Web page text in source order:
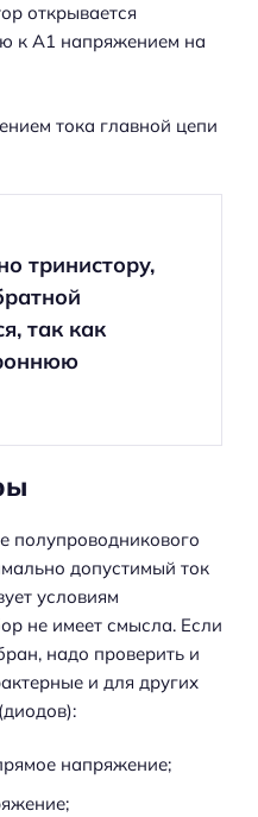
открывается
к A1 напряжением на
тока главной цепи
тринистору,
так как
полупроводникового
допустимый ток
условиям
не имеет смысла. Если
надо проверить и
и для других
напряжение;